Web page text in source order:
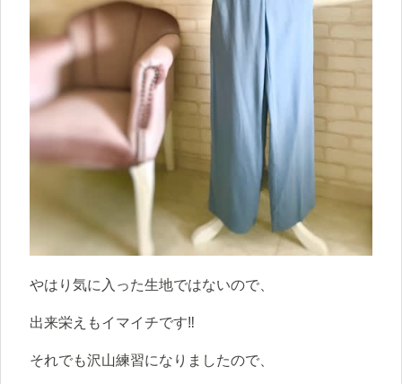
やはり気に入った生地ではないので、
出来栄えもイマイチです‼️
それでも沢山練習になりましたので、